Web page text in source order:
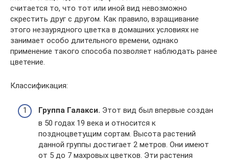
считается то, что тот или иной вид невозможно
скрестить друг с другом. Как правило, взращивание
этого незаурядного цветка в домашних условиях не
занимает особо длительного времени, однако
применение такого способа позволяет наблюдать ранее
цветение.
Классификация:
Группа Галакси. Этот вид был впервые создан
в 50 годах 19 века и относится к
поздноцветущим сортам. Высота растений
данной группы достигает 2 метров. Они имеют
от 5 до 7 махровых цветков. Эти растения